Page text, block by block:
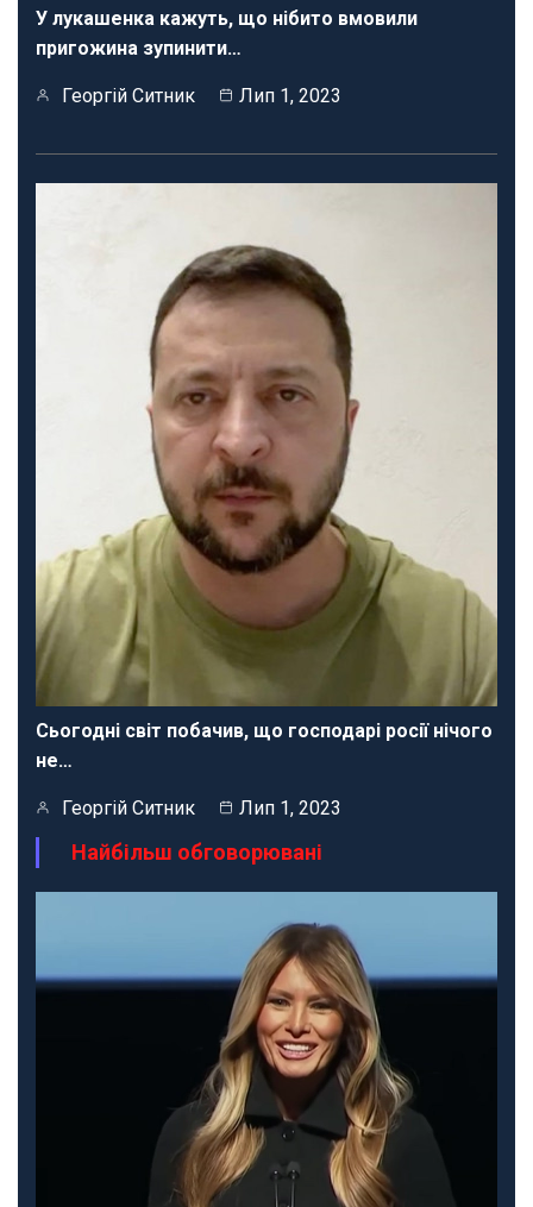
У лукашенка кажуть, що нібито вмовили
пригожина зупинити…
Георгій Ситник Лип 1, 2023
Сьогодні світ побачив, що господарі росії нічого
не…
Георгій Ситник Лип 1, 2023
Найбільш обговорювані